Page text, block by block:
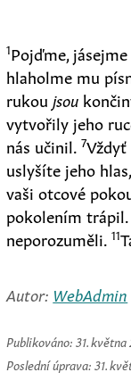
1Pojďme,
hlaholme mu
rukou jsou
vytvořily jeho
nás učinil.7Vždyť
uslyšíte jeho
vaši otcové
pokolením
neporozuměli.11
Autor: WebAdmin
Publikováno: 31.
Poslední úprava: 31.